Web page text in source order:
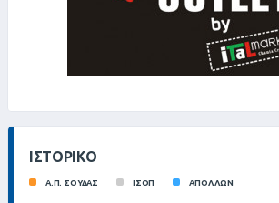
ΙΣΤΟΡΙΚΌ
Α.Π. ΣΟΥΔΑΣ ΙΣΟΠ ΑΠΟΛΛΩΝ